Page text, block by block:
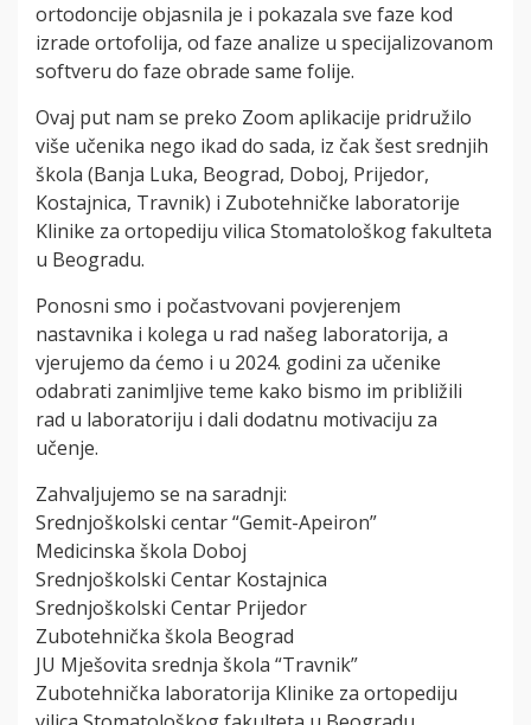
ortodoncije objasnila je i pokazala sve faze kod
izrade ortofolija, od faze analize u specijalizovanom
softveru do faze obrade same folije.
Ovaj put nam se preko Zoom aplikacije pridružilo
više učenika nego ikad do sada, iz čak šest srednjih
škola (Banja Luka, Beograd, Doboj, Prijedor,
Kostajnica, Travnik) i Zubotehničke laboratorije
Klinike za ortopediju vilica Stomatološkog fakulteta
u Beogradu.
Ponosni smo i počastvovani povjerenjem
nastavnika i kolega u rad našeg laboratorija, a
vjerujemo da ćemo i u 2024. godini za učenike
odabrati zanimljive teme kako bismo im približili
rad u laboratoriju i dali dodatnu motivaciju za
učenje.
Zahvaljujemo se na saradnji:
Srednjoškolski centar “Gemit-Apeiron”
Medicinska škola Doboj
Srednjoškolski Centar Kostajnica
Srednjoškolski Centar Prijedor
Zubotehnička škola Beograd
JU Mješovita srednja škola “Travnik”
Zubotehnička laboratorija Klinike za ortopediju